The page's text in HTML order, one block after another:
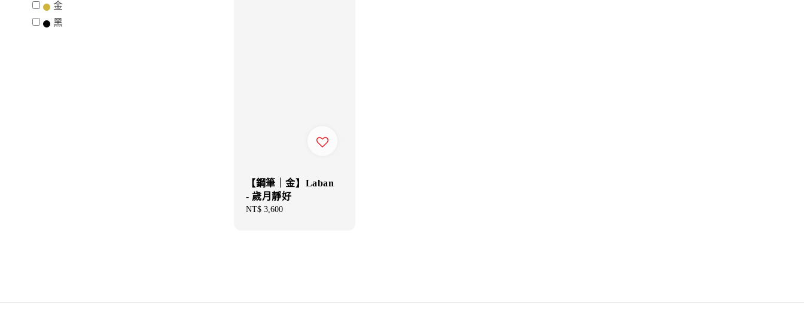
金
黑
【鋼筆｜金】Laban
- 歲月靜好
Regular
NT$ 3,600